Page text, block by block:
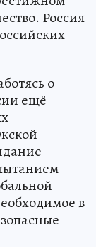
Россия
о
ещё
в